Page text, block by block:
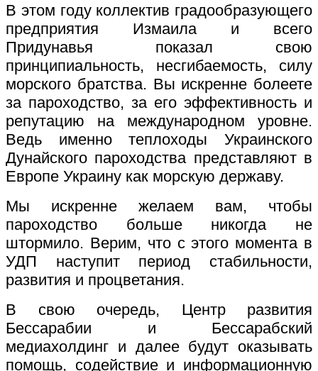
В этом году коллектив градообразующего
предприятия Измаила и всего
Придунавья показал свою
принципиальность, несгибаемость, силу
морского братства. Вы искренне болеете
за пароходство, за его эффективность и
репутацию на международном уровне.
Ведь именно теплоходы Украинского
Дунайского пароходства представляют в
Европе Украину как морскую державу.
Мы искренне желаем вам, чтобы
пароходство больше никогда не
штормило. Верим, что с этого момента в
УДП наступит период стабильности,
развития и процветания.
В свою очередь, Центр развития
Бессарабии и Бессарабский
медиахолдинг и далее будут оказывать
помощь, содействие и информационную